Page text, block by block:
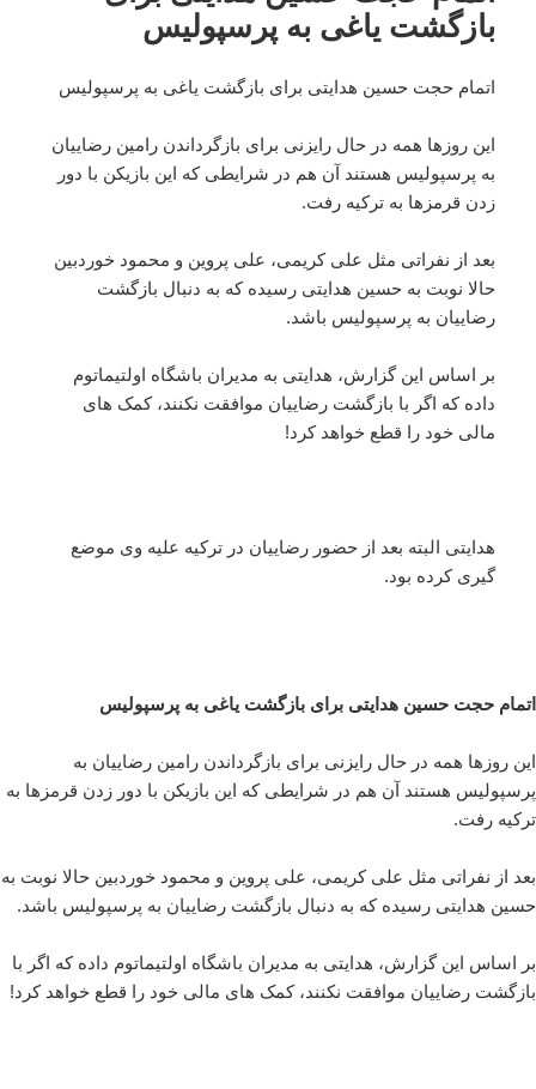
بازگشت یاغی به پرسپولیس
اتمام حجت حسین هدایتی برای بازگشت یاغی به پرسپولیس
این روزها همه در حال رایزنی برای بازگرداندن رامین رضاییان
به پرسپولیس هستند آن هم در شرایطی که این بازیکن با دور
زدن قرمزها به ترکیه رفت.
بعد از نفراتی مثل علی کریمی، علی پروین و محمود خوردبین
حالا نوبت به حسین هدایتی رسیده که به دنبال بازگشت
رضاییان به پرسپولیس باشد.
بر اساس این گزارش، هدایتی به مدیران باشگاه اولتیماتوم
داده که اگر با بازگشت رضاییان موافقت نکنند، کمک های
مالی خود را قطع خواهد کرد!
هدایتی البته بعد از حضور رضاییان در ترکیه علیه وی موضع
گیری کرده بود.
اتمام حجت حسین هدایتی برای بازگشت یاغی به پرسپولیس
این روزها همه در حال رایزنی برای بازگرداندن رامین رضاییان به
پرسپولیس هستند آن هم در شرایطی که این بازیکن با دور زدن قرمزها به
ترکیه رفت.
بعد از نفراتی مثل علی کریمی، علی پروین و محمود خوردبین حالا نوبت به
حسین هدایتی رسیده که به دنبال بازگشت رضاییان به پرسپولیس باشد.
بر اساس این گزارش، هدایتی به مدیران باشگاه اولتیماتوم داده که اگر با
بازگشت رضاییان موافقت نکنند، کمک های مالی خود را قطع خواهد کرد!